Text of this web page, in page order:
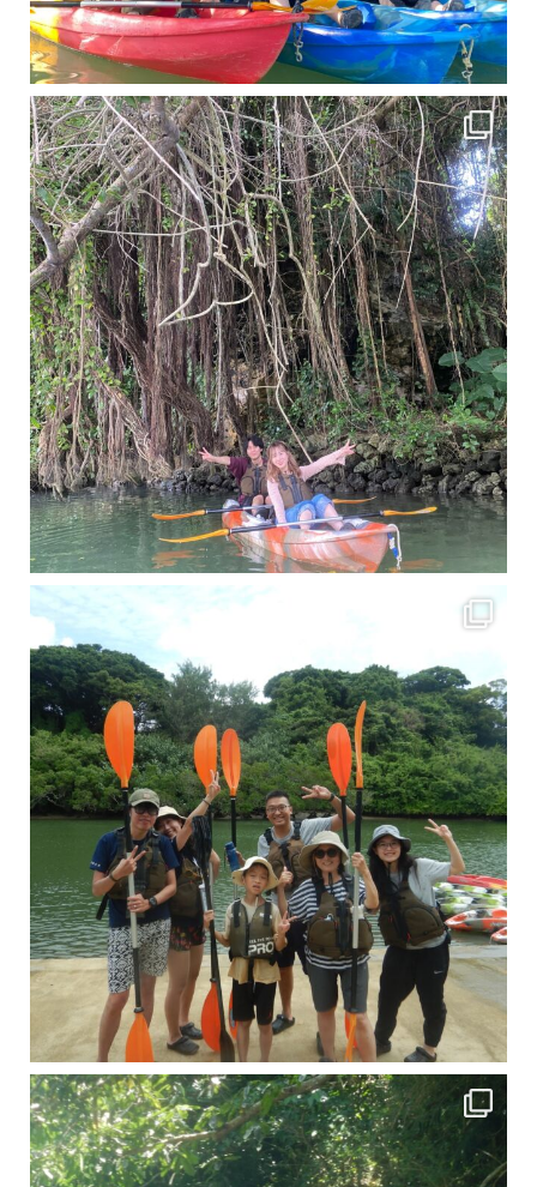
11月となり沖縄も寒くなってきましたが まだまだ沖縄は半袖です
この時期は、修学旅行
梅雨真っ只中の沖縄ですが 今日もカンカンに晴れてくれました！！
今日は満潮だっ
引き潮だったの